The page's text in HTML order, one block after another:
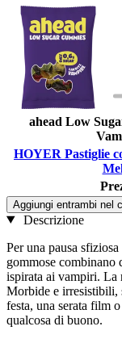
ahead Low
HOYER Pastiglie
Aggiungi entrambi nel
Descrizione
Per una pausa
gommose combinano
ispirata ai vampiri. La
Morbide e irresistibili,
festa, una serata film
qualcosa di buono.